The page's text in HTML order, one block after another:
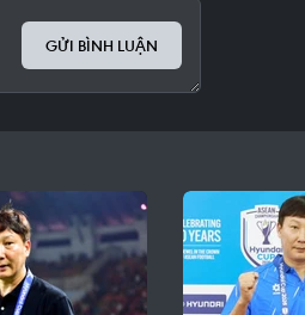
GỬI BÌNH LUẬN